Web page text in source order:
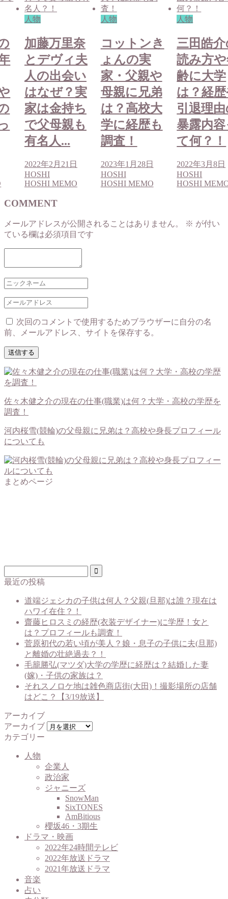
人物
加藤万里奈
とデヴィ夫
人の出会い
はなぜ？実
家は金持ち
で父母親も
有名人...
2022年2月21日
HOSHI
HOSHI MEMO
人物
コットンき
ょんの実
家・父親や
母親に兄弟
は？高校大
学に経歴も
調査！
2023年1月28日
HOSHI
HOSHI MEMO
人物
三田皓
読み方
齢に大学
は？経
引退理
暴露内
て何？！
2022年3月8日
HOSHI
HOSHI
COMMENT
メールアドレスが公開されることはありません。 ※ が付い
ている欄は必須項目です
次回のコメントで使用するためブラウザーに自分の名
前、メールアドレス、サイトを保存する。
佐々木健之介の現在の仕事(職業)は何？大学・高校の学歴を
調査！
河内桜雪(競輪)の父母親に兄弟は？高校や身長プロフィール
についても
まとめページ
最近の投稿
道端ジェシカの子供は何人？父親(旦那)は誰？現在は
ハワイ在住？！
齋藤ヒロスミの経歴(衣装デザイナー)に学歴！女と
は？プロフィールも調査！
菅原初代の若い頃が美人？娘・息子の子供に夫(旦那)
と離婚の壮絶過去？！
毛籠勝弘(マツダ)大学の学歴に経歴は？結婚した妻
(嫁)・子供の家族は？
それスノロケ地は雑色商店街(大田)！撮影場所の店舗
はどこ？【3/19放送】
アーカイブ
アーカイブ
カテゴリー
人物
企業人
政治家
ジャニーズ
SnowMan
SixTONES
AmBitious
櫻坂46・3期生
ドラマ・映画
2022年24時間テレビ
2022年放送ドラマ
2021年放送ドラマ
音楽
占い